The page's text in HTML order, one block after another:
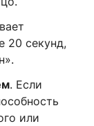
20 секунд,
. Если
или